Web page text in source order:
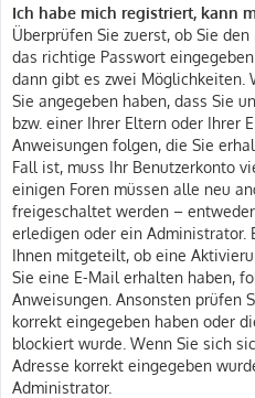
Ich habe mich registriert, kann
Überprüfen Sie zuerst, ob Sie
das richtige Passwort
dann gibt es zwei Möglichkeiten.
Sie angegeben haben, dass Sie
bzw. einer Ihrer Eltern oder Ihrer
Anweisungen folgen, die Sie
Fall ist, muss Ihr Benutzerkonto
einigen Foren müssen alle neu
freigeschaltet werden –
erledigen oder ein Administrator.
Ihnen mitgeteilt, ob eine
Sie eine E-Mail erhalten haben,
Anweisungen. Ansonsten prüfen
korrekt eingegeben haben oder
blockiert wurde. Wenn Sie sich
Adresse korrekt eingegeben
Administrator.